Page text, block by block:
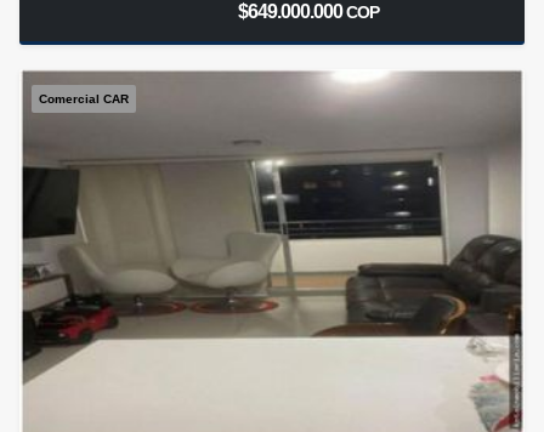
$649.000.000COP
Comercial CAR